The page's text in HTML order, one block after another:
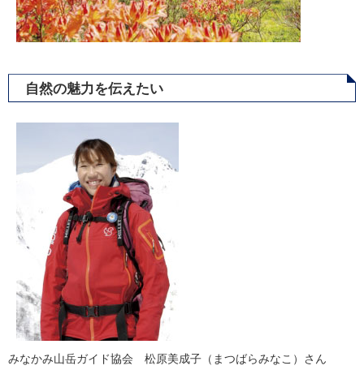
自然の魅力を伝えたい
みなかみ山岳ガイド協会 松原美成子（まつばらみなこ）さん